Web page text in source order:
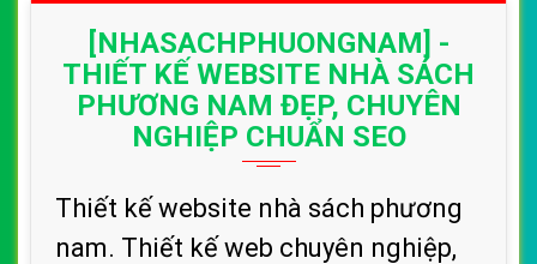
[NHASACHPHUONGNAM] -
THIẾT KẾ WEBSITE NHÀ SÁCH
PHƯƠNG NAM ĐẸP, CHUYÊN
NGHIỆP CHUẨN SEO
Thiết kế website nhà sách phương
nam. Thiết kế web chuyên nghiệp,